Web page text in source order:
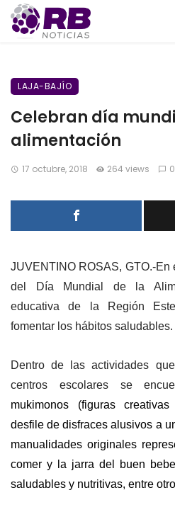
LAJA-BAJÍO
Celebran día
alimentación
17 octubre, 2018 264 views 0
JUVENTINO ROSAS, GTO.-
del Día Mundial de la
educativa de la Región
fomentar los hábitos saludables.
Dentro de las actividades
centros escolares se
mukimonos (figuras
desfile de disfraces alusivos a
manualidades originales
comer y la jarra del buen
saludables y nutritivas, entre